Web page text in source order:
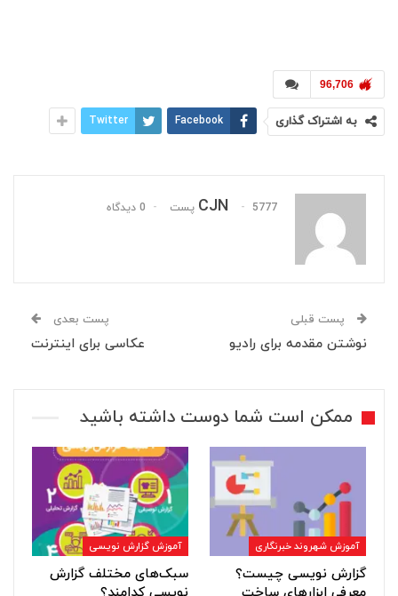
96,706
به اشتراک گذاری Facebook
Twitter
CJN 5777 پست 0 دیدگاه
پست قبلی
نوشتن مقدمه برای رادیو
پست بعدی
عکاسی برای اینترنت
ممکن است شما دوست داشته باشید
آموزش شهروند خبرنگاری
گزارش نویسی چیست؟
آموزش گزارش نویسی
سبک‌های مختلف گزارش